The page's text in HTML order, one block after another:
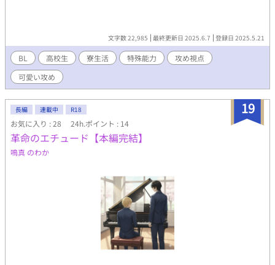
文字数 22,985 最終更新日 2025.6.7 登録日 2025.5.21
BL 高校生 寮生活 特殊能力
攻め視点
可愛い攻め
19
長編 連載中 R18
お気に入り : 28 24h.ポイント : 14
革命のエチュード【本編完結】
鳴真 のわか